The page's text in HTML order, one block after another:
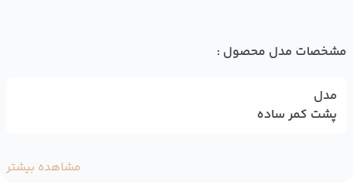
مشخصات مدل محصول :
مدل
پشت کمر ساده
مشاهده بیشتر